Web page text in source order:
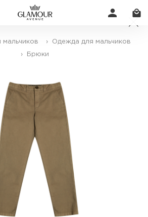
мальчиков › Одежда для мальчиков
› Брюки